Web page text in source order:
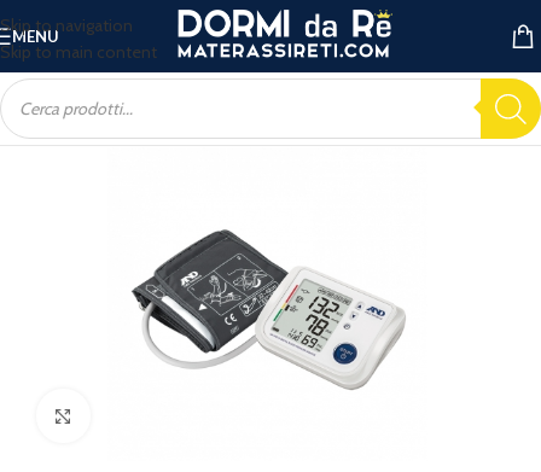
Skip to navigation
Skip to main content
MENU